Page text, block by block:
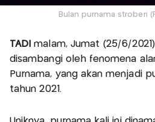
Bulan purnama stroberi
TADI malam, Jumat (25/6/
disambangi oleh fenomena
Purnama, yang akan menjadi
tahun 2021.